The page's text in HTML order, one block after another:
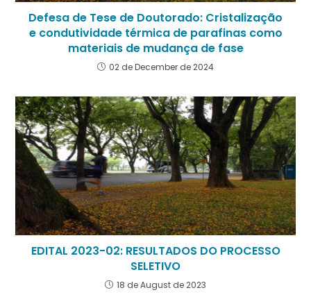
Defesa de Tese de Doutorado: Cristalização
e condutividade térmica de parafinas como
materiais de mudança de fase
02 de December de 2024
EDITAL 2023-02: RESULTADOS DO PROCESSO
SELETIVO
18 de August de 2023